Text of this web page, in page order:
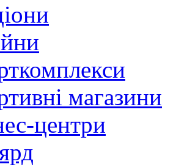
магазини
центри